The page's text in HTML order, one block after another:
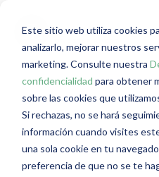
Este sitio web utiliza cookies
analizarlo, mejorar nuestros
marketing. Consulte nuestra
confidencialidad para obtener
sobre las cookies que
Si rechazas, no se hará
información cuando visites
una sola cookie en tu
preferencia de que no se te